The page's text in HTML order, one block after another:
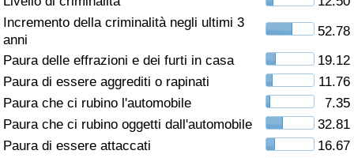
Incremento della criminalità negli ultimi 3
anni
52.78
Paura delle effrazioni e dei furti in casa
19.12
Paura di essere aggrediti o rapinati
11.76
Paura che ci rubino l'automobile
7.35
Paura che ci rubino oggetti dall'automobile
32.81
Paura di essere attaccati
16.67
Indice della Criminalità
Indice di criminalità per paese
Assistenza Sanitaria
Indice dell’Assistenza Sanitaria (Corrente)